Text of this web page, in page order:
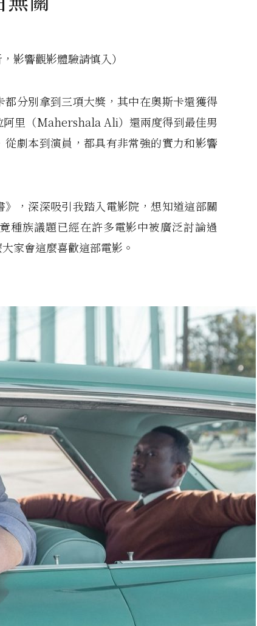
影響觀影體驗請慎入）
都分別拿到三項大獎，其中在奧斯卡還獲得
阿里（Mahershala Ali）還兩度得到最佳男
劇本到演員，都具有非常強的實力和影響
》，深深吸引我踏入電影院，想知道這部關
種族議題已經在許多電影中被廣泛討論過
家會這麼喜歡這部電影。